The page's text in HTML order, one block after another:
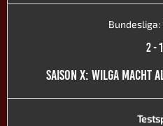
Bundesliga:
2-
SAISON X: WILGA MACHT